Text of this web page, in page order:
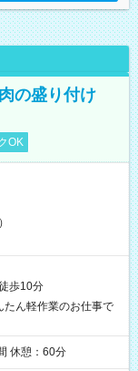
の盛り付け
OK
歩10分
たん軽作業のお仕事で
休憩：60分